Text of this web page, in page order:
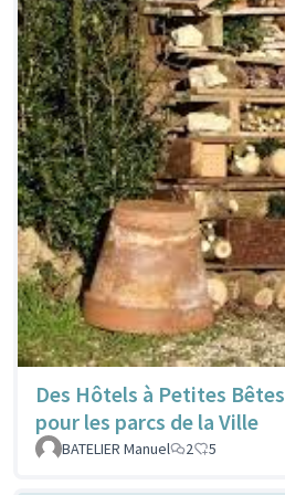
Des Hôtels à Petites Bêtes
pour les parcs de la Ville
BATELIER Manuel
2 5